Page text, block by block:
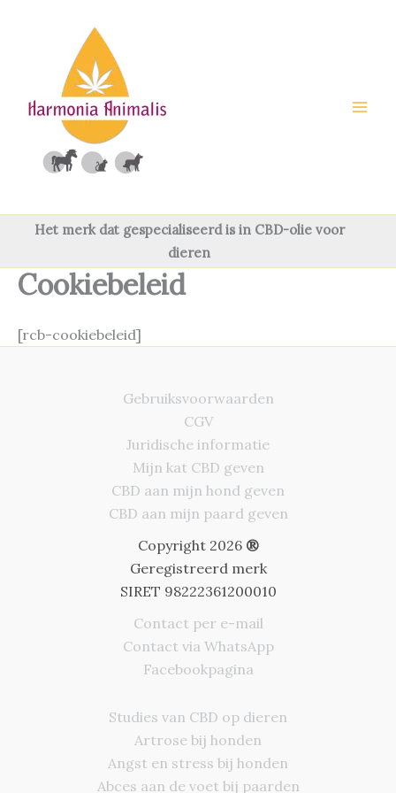
Het merk dat gespecialiseerd is in CBD-olie voor
dieren
Cookiebeleid
[rcb-cookiebeleid]
Gebruiksvoorwaarden
CGV
Juridische informatie
Mijn kat CBD geven
CBD aan mijn hond geven
CBD aan mijn paard geven
Copyright 2026 ®
Geregistreerd merk
SIRET 98222361200010
Contact per e-mail
Contact via WhatsApp
Facebookpagina
Studies van CBD op dieren
Artrose bij honden
Angst en stress bij honden
Abces aan de voet bij paarden